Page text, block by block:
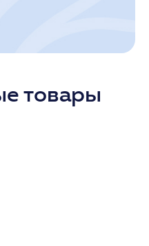
товары